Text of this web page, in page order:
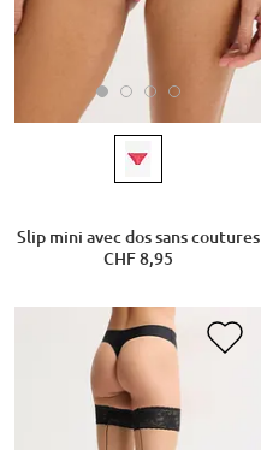
Slip mini avec dos sans coutures
CHF 8,95